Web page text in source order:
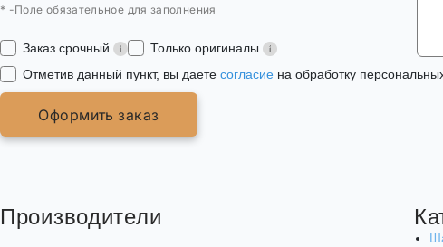
* -Поле обязательное для заполнения
Заказ срочный
Только оригиналы
Отметив данный пункт, вы даете согласие на обработку
Оформить заказ
Производители